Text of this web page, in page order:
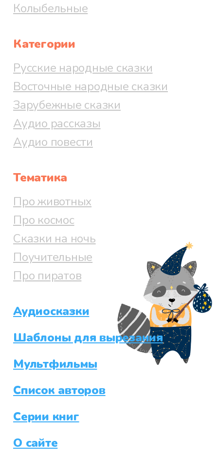
Колыбельные
Категории
Русские народные сказки
Восточные народные сказки
Зарубежные сказки
Аудио рассказы
Аудио повести
Тематика
Про животных
Про космос
Сказки на ночь
Поучительные
Про пиратов
Аудиосказки
Шаблоны для вырезания
Мультфильмы
Список авторов
Серии книг
О сайте